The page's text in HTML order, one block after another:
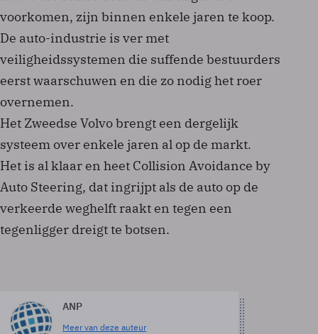
voorkomen, zijn binnen enkele jaren te koop.
De auto-industrie is ver met
veiligheidssystemen die suffende bestuurders
eerst waarschuwen en die zo nodig het roer
overnemen.
Het Zweedse Volvo brengt een dergelijk
systeem over enkele jaren al op de markt.
Het is al klaar en heet Collision Avoidance by
Auto Steering, dat ingrijpt als de auto op de
verkeerde weghelft raakt en tegen een
tegenligger dreigt te botsen.
ANP
Meer van deze auteur